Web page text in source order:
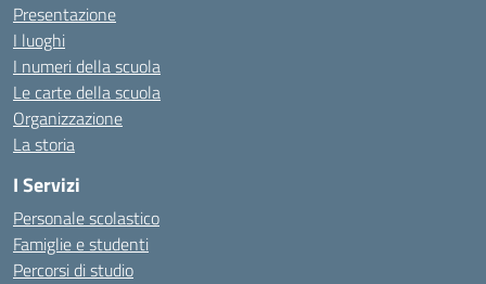
Presentazione
I luoghi
I numeri della scuola
Le carte della scuola
Organizzazione
La storia
I Servizi
Personale scolastico
Famiglie e studenti
Percorsi di studio